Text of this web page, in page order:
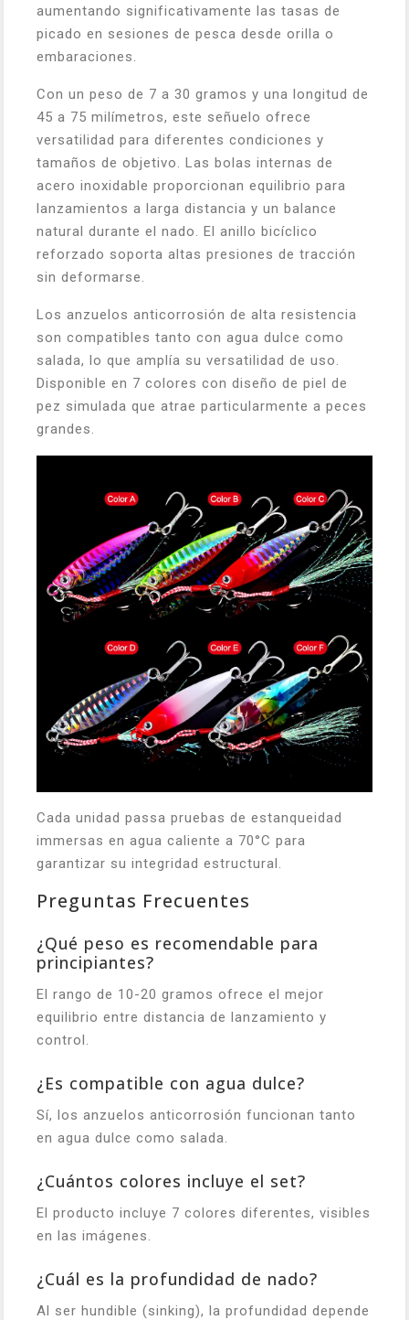
aumentando significativamente las tasas de
picado en sesiones de pesca desde orilla o
embaraciones.
Con un peso de 7 a 30 gramos y una longitud de
45 a 75 milímetros, este señuelo ofrece
versatilidad para diferentes condiciones y
tamaños de objetivo. Las bolas internas de
acero inoxidable proporcionan equilibrio para
lanzamientos a larga distancia y un balance
natural durante el nado. El anillo bicíclico
reforzado soporta altas presiones de tracción
sin deformarse.
Los anzuelos anticorrosión de alta resistencia
son compatibles tanto con agua dulce como
salada, lo que amplía su versatilidad de uso.
Disponible en 7 colores con diseño de piel de
pez simulada que atrae particularmente a peces
grandes.
Cada unidad passa pruebas de estanqueidad
immersas en agua caliente a 70°C para
garantizar su integridad estructural.
Preguntas Frecuentes
¿Qué peso es recomendable para
principiantes?
El rango de 10-20 gramos ofrece el mejor
equilibrio entre distancia de lanzamiento y
control.
¿Es compatible con agua dulce?
Sí, los anzuelos anticorrosión funcionan tanto
en agua dulce como salada.
¿Cuántos colores incluye el set?
El producto incluye 7 colores diferentes, visibles
en las imágenes.
¿Cuál es la profundidad de nado?
Al ser hundible (sinking), la profundidad depende